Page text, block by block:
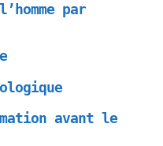
par
avant le